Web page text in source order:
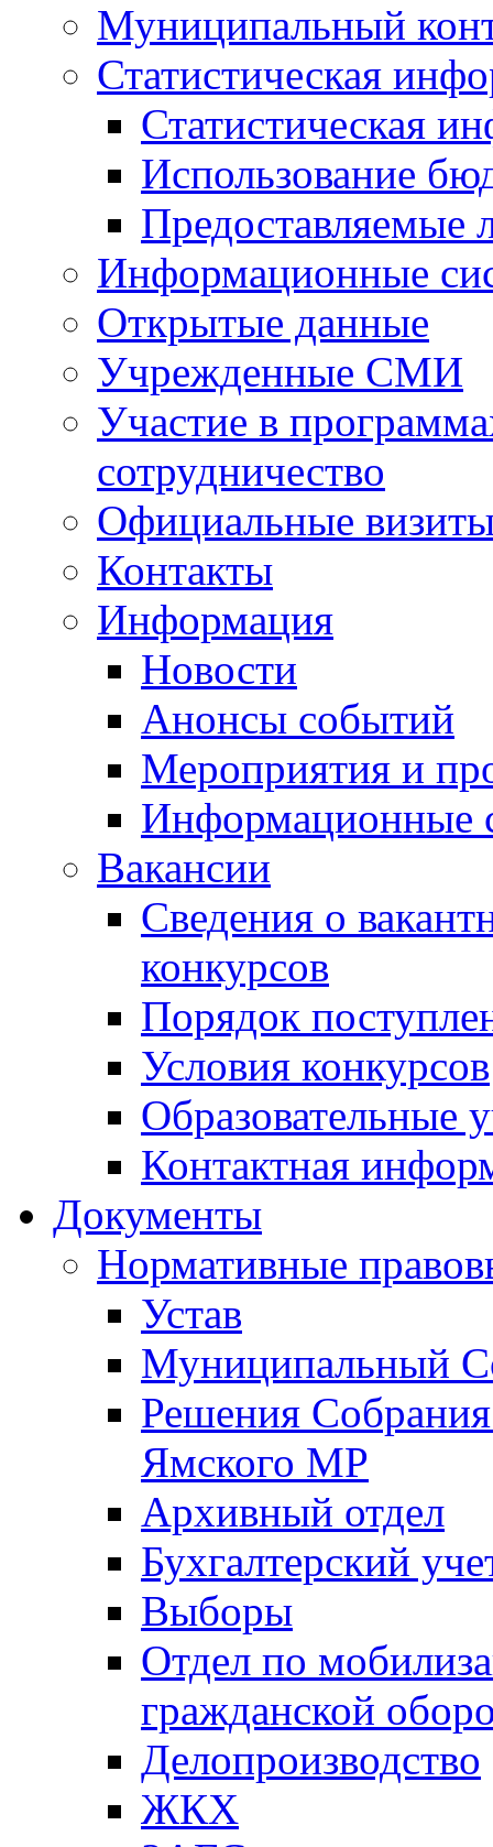
Муниципальный
Статистическая
Статистическая
Использование
Предоставляемые
Информационные
Открытые данные
Учрежденные СМИ
Участие в
сотрудничество
Официальные
Контакты
Информация
Новости
Анонсы событий
Мероприятия и
Информационные
Вакансии
Сведения о
конкурсов
Порядок
Условия конкурсов
Образовательные
Контактная
Документы
Нормативные
Устав
Муниципальный
Решения
Ямского МР
Архивный отдел
Бухгалтерский
Выборы
Отдел по
гражданской
Делопроизводство
ЖКХ